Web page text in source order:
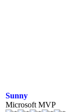
Sunny
Microsoft MVP